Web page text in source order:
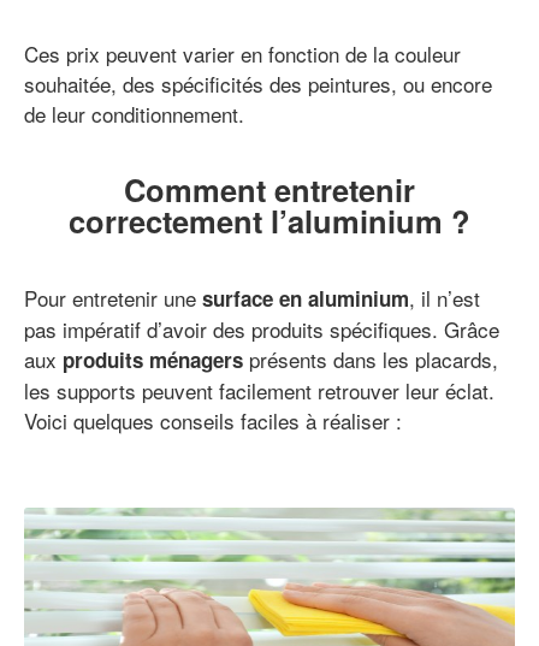
Ces prix peuvent varier en fonction de la couleur
souhaitée, des spécificités des peintures, ou encore
de leur conditionnement.
Comment entretenir
correctement l’aluminium ?
Pour entretenir une surface en aluminium, il n’est
pas impératif d’avoir des produits spécifiques. Grâce
aux produits ménagers présents dans les placards,
les supports peuvent facilement retrouver leur éclat.
Voici quelques conseils faciles à réaliser :